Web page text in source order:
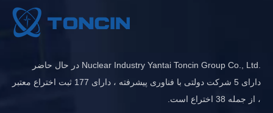
.Nuclear Industry Yantai Toncin Group Co., Ltd در حال حاضر
دارای 5 شرکت دولتی با فناوری پیشرفته ، دارای 177 ثبت اختراع معتبر
، از جمله 38 اختراع است.